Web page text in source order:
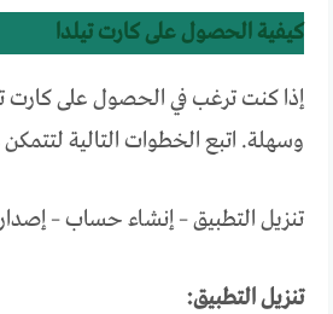
كيفية الحصول على كارت تيلدا
إذا كنت ترغب في الحصول على كارت
وسهلة. اتبع الخطوات التالية
تنزيل التطبيق – إنشاء حساب –
تنزيل التطبيق: